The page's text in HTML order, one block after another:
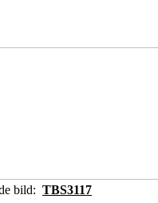
bild: TBS3117